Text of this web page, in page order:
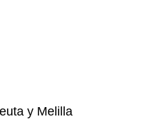
DESCUENTOS